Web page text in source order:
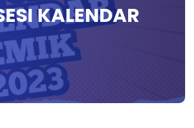
KALENDAR